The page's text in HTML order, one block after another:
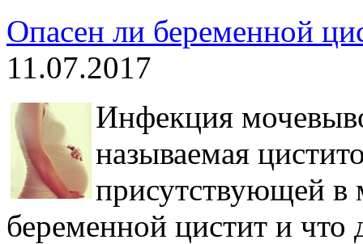
Опасен ли беременной
11.07.2017
Инфекция
называемая
присутствующей в
беременной цистит и что